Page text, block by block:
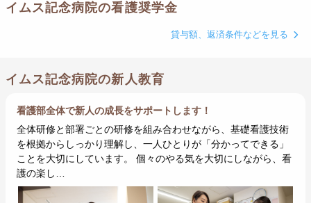
イムス記念病院の看護奨学金
貸与額、返済条件などを見る
イムス記念病院の新人教育
看護部全体で新人の成長をサポートします！
全体研修と部署ごとの研修を組み合わせながら、基礎看護技術
を根拠からしっかり理解し、一人ひとりが「分かってできる」
ことを大切にしています。 個々のやる気を大切にしながら、看
護の楽し…